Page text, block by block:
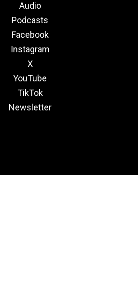
Audio
Podcasts
Facebook
Instagram
X
YouTube
TikTok
Newsletter